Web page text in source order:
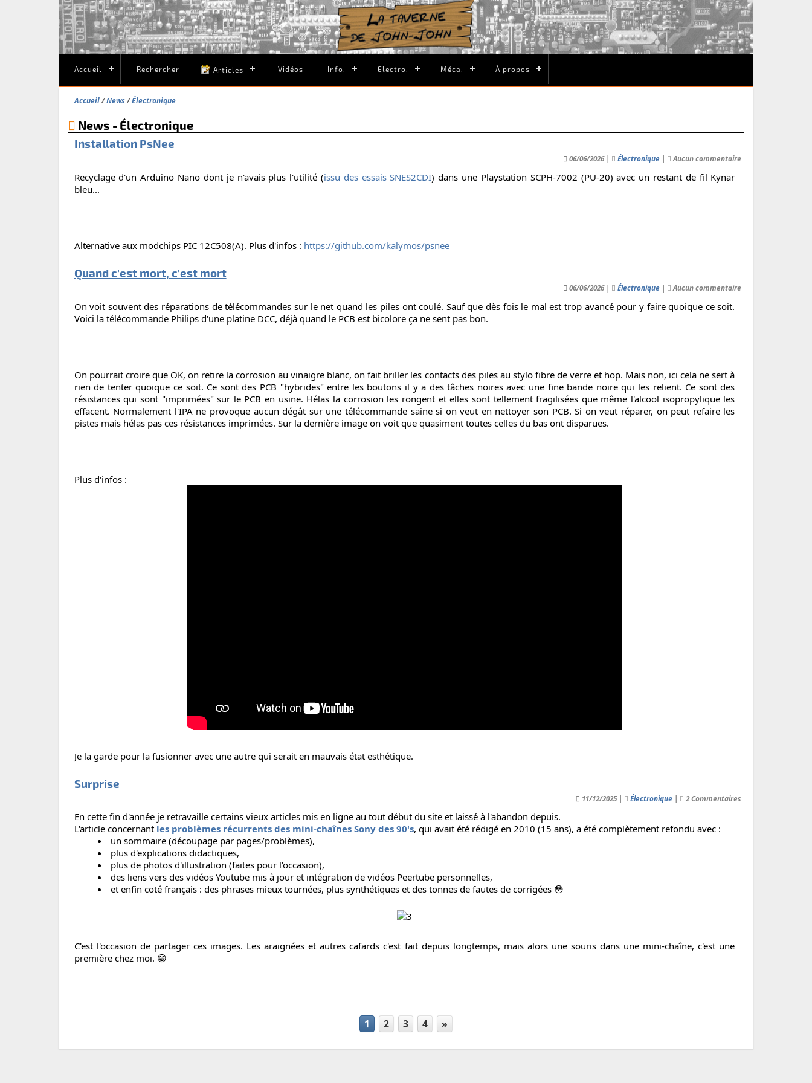
Accueil Rechercher Articles Vidéos Info. Electro. Méca. À propos
Accueil News Électronique
News - Électronique
Installation PsNee
06/06/2026 | Électronique | Aucun commentaire
Recyclage d'un Arduino Nano dont je n'avais plus l'utilité (issu des essais SNES2CDI) dans une Playstation SCPH-7002 (PU-20) avec un restant de fil Kynar
bleu...
Alternative aux modchips PIC 12C508(A). Plus d'infos : https://github.com/kalymos/psnee
Quand c'est mort, c'est mort
06/06/2026 | Électronique | Aucun commentaire
On voit souvent des réparations de télécommandes sur le net quand les piles ont coulé. Sauf que dès fois le mal est trop avancé pour y faire quoique ce soit.
Voici la télécommande Philips d'une platine DCC, déjà quand le PCB est bicolore ça ne sent pas bon.
On pourrait croire que OK, on retire la corrosion au vinaigre blanc, on fait briller les contacts des piles au stylo fibre de verre et hop. Mais non, ici cela ne sert à
rien de tenter quoique ce soit. Ce sont des PCB "hybrides" entre les boutons il y a des tâches noires avec une fine bande noire qui les relient. Ce sont des
résistances qui sont "imprimées" sur le PCB en usine. Hélas la corrosion les rongent et elles sont tellement fragilisées que même l'alcool isopropylique les
effacent. Normalement l'IPA ne provoque aucun dégât sur une télécommande saine si on veut en nettoyer son PCB. Si on veut réparer, on peut refaire les
pistes mais hélas pas ces résistances imprimées. Sur la dernière image on voit que quasiment toutes celles du bas ont disparues.
Plus d'infos :
Je la garde pour la fusionner avec une autre qui serait en mauvais état esthétique.
Surprise
11/12/2025 | Électronique | 2 Commentaires
En cette fin d'année je retravaille certains vieux articles mis en ligne au tout début du site et laissé à l'abandon depuis.
L'article concernant les problèmes récurrents des mini-chaînes Sony des 90's, qui avait été rédigé en 2010 (15 ans), a été complètement refondu avec :
un sommaire (découpage par pages/problèmes),
plus d'explications didactiques,
plus de photos d'illustration (faites pour l'occasion),
des liens vers des vidéos Youtube mis à jour et intégration de vidéos Peertube personnelles,
et enfin coté français : des phrases mieux tournées, plus synthétiques et des tonnes de fautes de corrigées 😳
C'est l'occasion de partager ces images. Les araignées et autres cafards c'est fait depuis longtemps, mais alors une souris dans une mini-chaîne, c'est une
première chez moi. 😁
1 2 3 4 »